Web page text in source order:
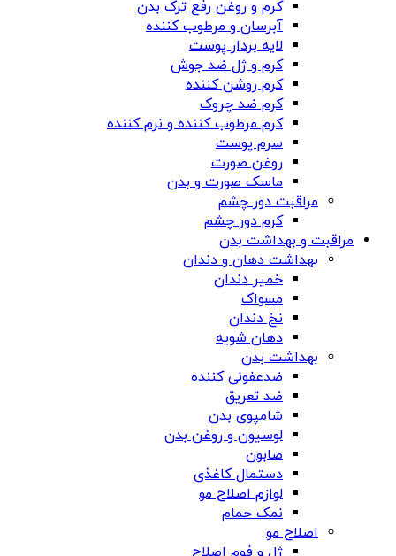
کرم و روغن رفع ترک بدن
آبرسان و مرطوب کننده
لایه بردار پوست
کرم و ژل ضد جوش
کرم روشن کننده
کرم ضد چروک
کرم مرطوب کننده و نرم کننده
سرم پوست
روغن صورت
ماسک صورت و بدن
مراقبت دور چشم
کرم دور چشم
مراقبت و بهداشت بدن
بهداشت دهان و دندان
خمیر دندان
مسواک
نخ دندان
دهان شویه
بهداشت بدن
ضدعفونی کننده
ضد تعریق
شامپوی بدن
لوسیون و روغن بدن
صابون
دستمال کاغذی
لوازم اصلاح مو
نمک حمام
اصلاح مو